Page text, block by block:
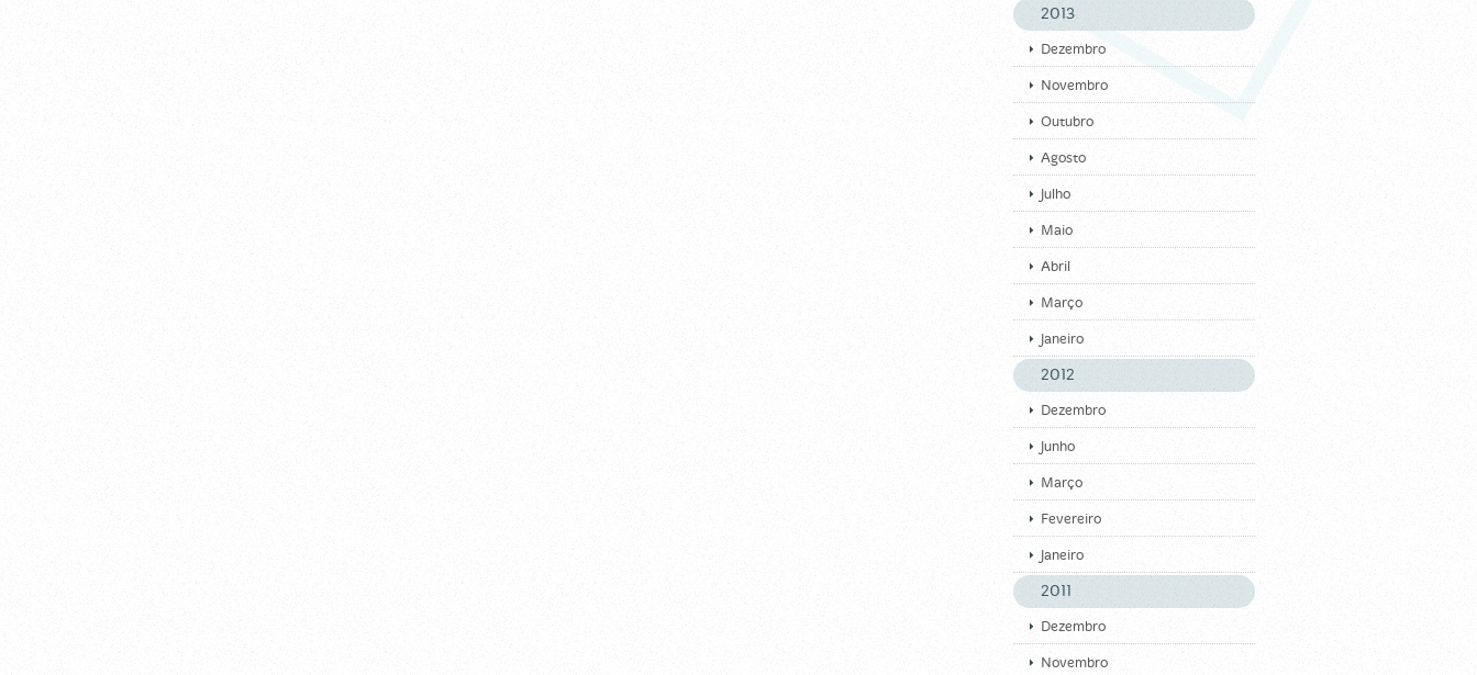
2013
Dezembro
Novembro
Outubro
Agosto
Julho
Maio
Abril
Março
Janeiro
2012
Dezembro
Junho
Março
Fevereiro
Janeiro
2011
Dezembro
Novembro